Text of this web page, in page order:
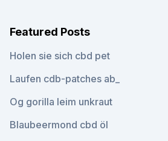
Featured Posts
Holen sie sich cbd pet
Laufen cdb-patches ab_
Og gorilla leim unkraut
Blaubeermond cbd öl